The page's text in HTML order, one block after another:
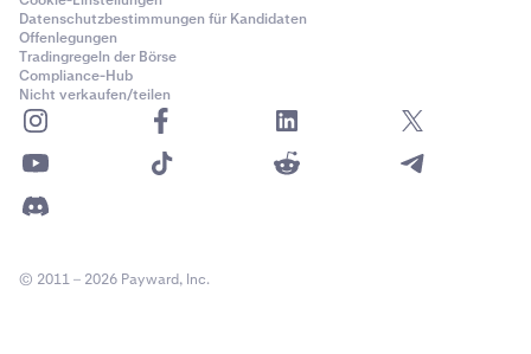
Datenschutzbestimmungen für Kandidaten
Offenlegungen
Tradingregeln der Börse
Compliance-Hub
Nicht verkaufen/teilen
© 2011 – 2026 Payward, Inc.